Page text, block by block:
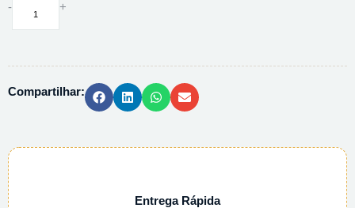
-
CLORETO
-
+
Compartilhar:
Entrega Rápida